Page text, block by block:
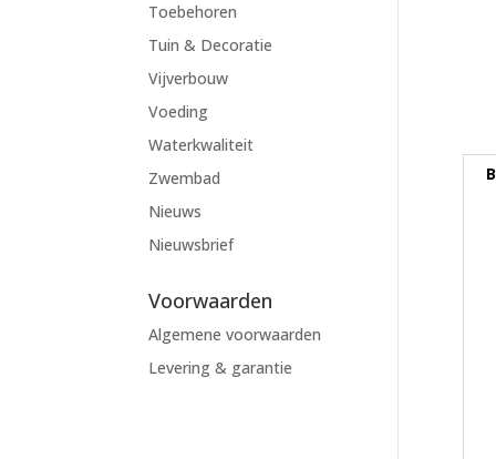
Toebehoren
Tuin & Decoratie
Vijverbouw
Voeding
Waterkwaliteit
Zwembad
Nieuws
Nieuwsbrief
Voorwaarden
Algemene voorwaarden
Levering & garantie